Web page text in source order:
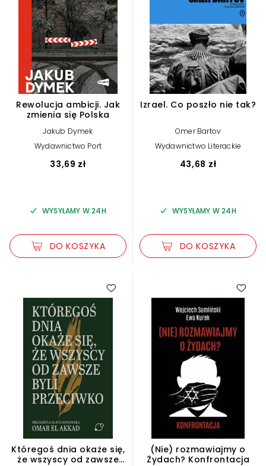
Rewolucja ambicji. Jak
zmienia się Polska
Jakub Dymek
Wydawnictwo Port
33,69 zł
WYSYŁAMY W 24H
DO KOSZYKA
Izrael. Co poszło nie tak?
Omer Bartov
Wydawnictwo Literackie
43,68 zł
WYSYŁAMY W 24H
DO KOSZYKA
Któregoś dnia okaże się,
że wszyscy od zawsze
(Nie) rozmawiajmy o
Żydach? Konfrontacja